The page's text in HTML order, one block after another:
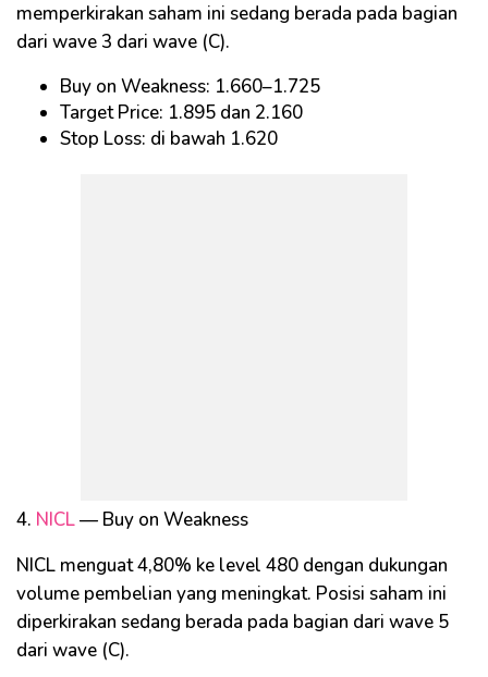
memperkirakan saham ini sedang berada pada bagian
dari wave 3 dari wave (C).
Buy on Weakness: 1.660–1.725
Target Price: 1.895 dan 2.160
Stop Loss: di bawah 1.620
4. NICL— Buy on Weakness
NICL menguat 4,80% ke level 480 dengan dukungan
volume pembelian yang meningkat. Posisi saham ini
diperkirakan sedang berada pada bagian dari wave 5
dari wave (C).